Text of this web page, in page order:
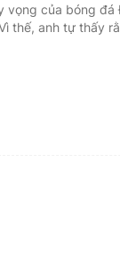
vọng của bóng
thế, anh tự thấy